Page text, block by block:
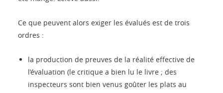
Ce que peuvent alors exiger les évalués est de trois
ordres :
la production de preuves de la réalité effective de
l’évaluation (le critique a bien lu le livre ; des
inspecteurs sont bien venus goûter les plats au